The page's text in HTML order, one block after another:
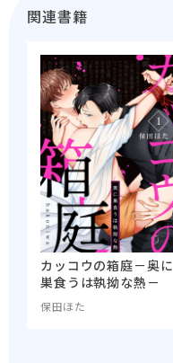
関連書籍
カッコウの箱庭－奥に
巣食うは執拗な熱－
保田ほた